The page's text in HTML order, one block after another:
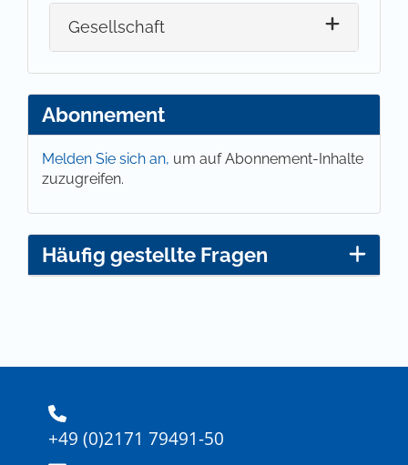
Gesellschaft
Abonnement
Melden Sie sich an, um auf Abonnement-Inhalte
zuzugreifen.
Häufig gestellte Fragen
+49 (0)2171 79491-50